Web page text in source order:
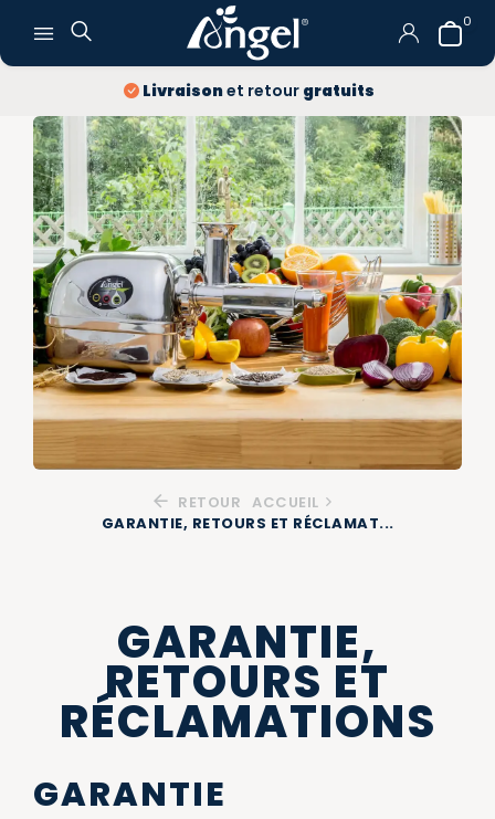
0
Livraisonet retour gratuits
RETOUR ACCUEIL
GARANTIE, RETOURS ET RÉCLAMAT...
GARANTIE,
RETOURS ET
RÉCLAMATIONS
GARANTIE